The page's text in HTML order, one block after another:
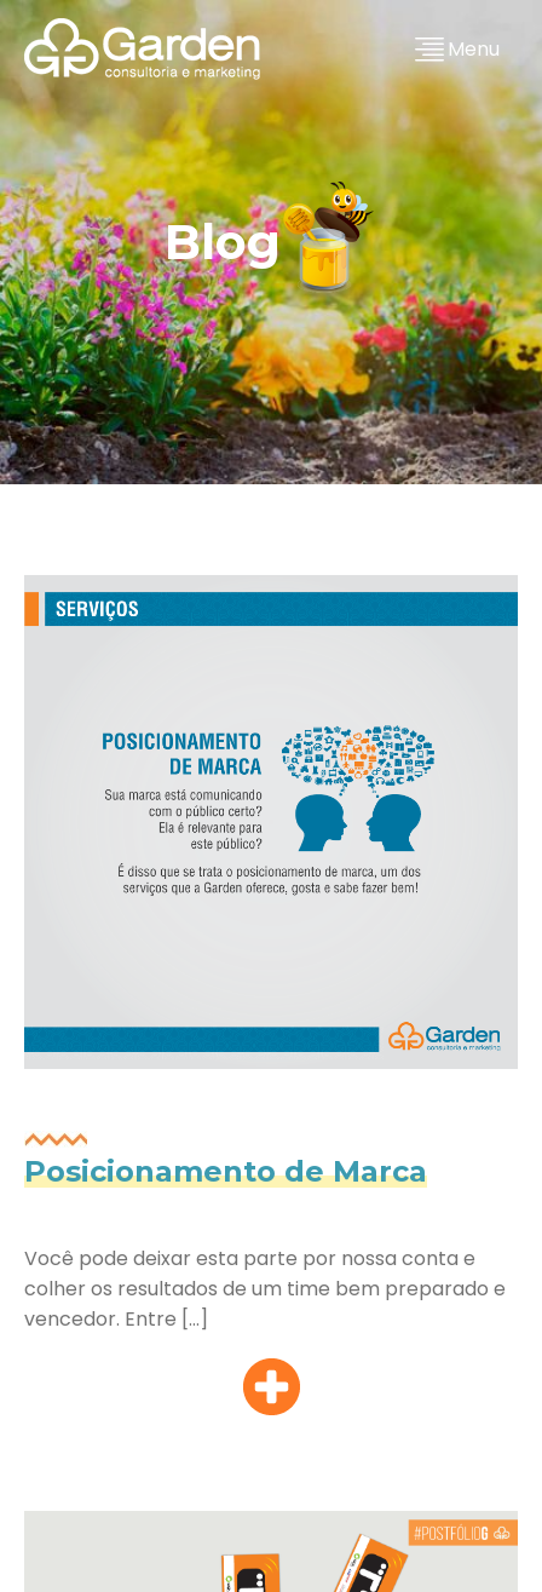
Menu
Blog
Posicionamento de Marca
Você pode deixar esta parte por nossa conta e
colher os resultados de um time bem preparado e
vencedor. Entre […]